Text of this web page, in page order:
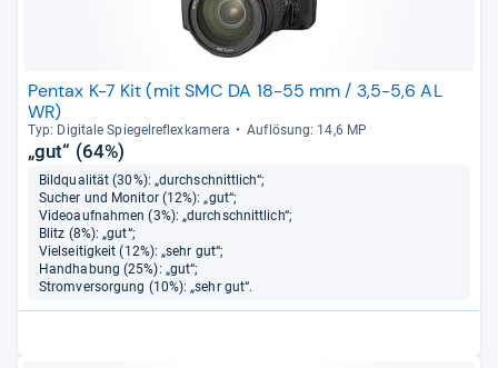
Pentax K-7 Kit (mit SMC DA 18-55 mm / 3,5-5,6 AL
WR)
Typ: Digi­tale Spie­gel­re­flex­ka­mera Auf­lö­sung: 14,6 MP
„gut“ (64%)
Bildqualität (30%): „durchschnittlich“;
Sucher und Monitor (12%): „gut“;
Videoaufnahmen (3%): „durchschnittlich“;
Blitz (8%): „gut“;
Vielseitigkeit (12%): „sehr gut“;
Handhabung (25%): „gut“;
Stromversorgung (10%): „sehr gut“.